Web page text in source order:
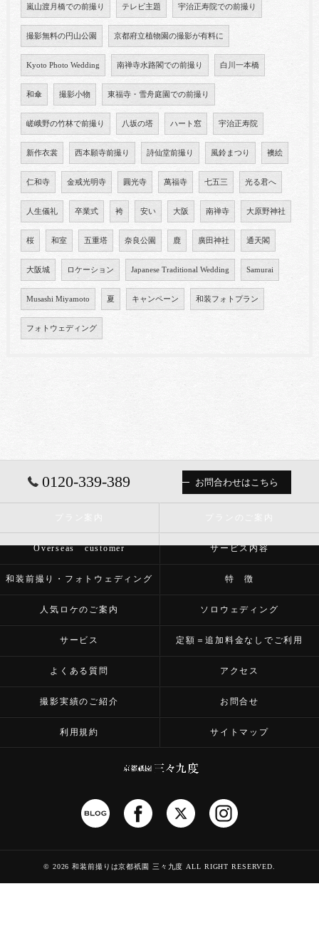
嵐山渡月橋での前撮り テレビ主題 宇治正寿院での前撮り
撮影無料の円山公園 京都府立植物園の撮影が有料に
Kyoto Photo Wedding 南禅寺水路閣での前撮り 白川一本橋
和傘 撮影小物 東福寺・雪舟庭園での前撮り
嵯峨野の竹林で前撮り 八坂の塔 ハート窓 宇治正寿院
新作衣裳 西本願寺前撮り 詩仙堂前撮り 風鈴まつり 襖絵
仁和寺 金戒光明寺 圓光寺 萬福寺 七五三 光る君へ
人生儀礼 卒業式 袴 安い 大阪 南禅寺 大原野神社
桜 和室 五重塔 奈良公園 鹿 廣田神社 通天閣
大阪城 ロケーション Japanese Traditional Wedding Samurai
Musashi Miyamoto 夏 キャンペーン 和装フォトプラン
フォトウェディング
0120-339-389 お問合わせはこちら
Overseas customer サービス内容
和装前撮り・フォトウェディング 特 徴
人気ロケのご案内 ソロウェディング
サービス 定額＝追加料金なしでご利用
よくある質問 アクセス
撮影実績のご紹介 お問合せ
利用規約 サイトマップ
© 2026 和装前撮りは京都祇園 三々九度 ALL RIGHT RESERVED.